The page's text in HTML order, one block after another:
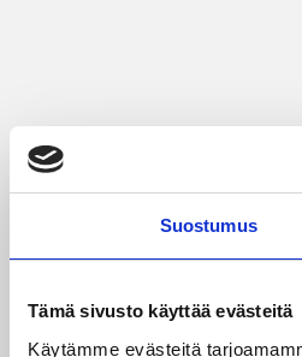
Suostumus
Tämä sivusto käyttää evästeitä
Käytämme evästeitä